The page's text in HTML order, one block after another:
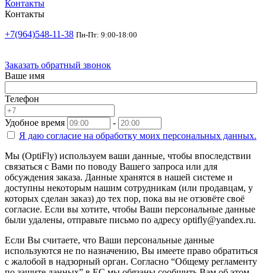
Контакты
Контакты
+7(964)548-11-38 Пн-Пт: 9:00-18:00
Заказать обратный звонок
Ваше имя
Телефон
Удобное время
-
Я даю согласие на обработку моих персональных данных.
Мы (OptiFly) используем ваши данные, чтобы впоследствии
связаться с Вами по поводу Вашего запроса или для
обсуждения заказа. Данные хранятся в нашей системе и
доступны некоторым нашим сотрудникам (или продавцам, у
которых сделан заказ) до тех пор, пока вы не отзовёте своё
согласие. Если вы хотите, чтобы Ваши персональные данные
были удалены, отправьте письмо по адресу optifly@yandex.ru.
Если Вы считаете, что Ваши персональные данные
используются не по назначению, Вы имеете право обратиться
с жалобой в надзорный орган. Согласно “Общему регламенту